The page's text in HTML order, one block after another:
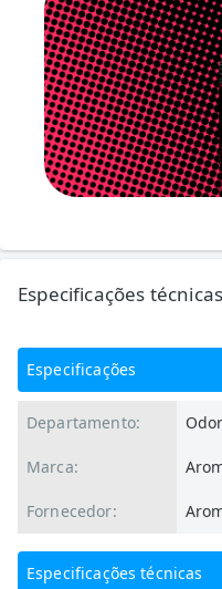
Especificações
Especificações
Departamento:
Marca:
Fornecedor:
Especificações técnicas